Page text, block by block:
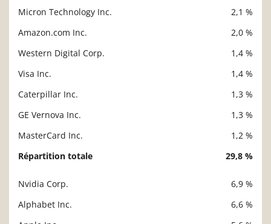
Micron Technology Inc.
2,1 %
Amazon.com Inc.
2,0 %
Western Digital Corp.
1,4 %
Visa Inc.
1,4 %
Caterpillar Inc.
1,3 %
GE Vernova Inc.
1,3 %
MasterCard Inc.
1,2 %
Répartition totale
29,8 %
Nvidia Corp.
6,9 %
Alphabet Inc.
6,6 %